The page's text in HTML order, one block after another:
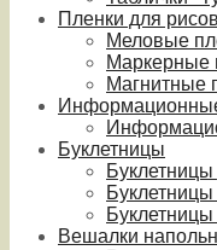
Пленки для
Меловые
Маркерные
Магнитные
Буклетницы
Вешалки